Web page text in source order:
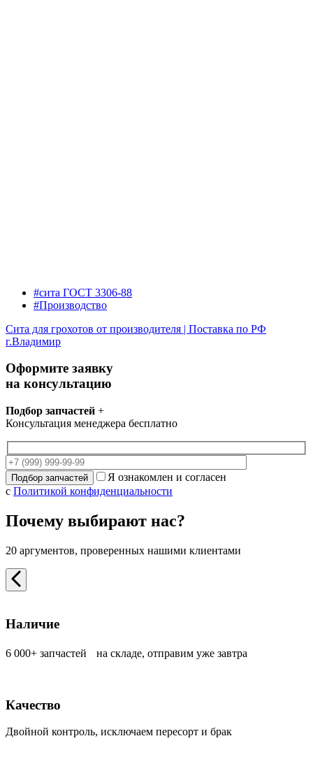
#сита ГОСТ 3306-88
#Производство
Сита для грохотов от производителя | Поставка по РФ
г.Владимир
Оформите заявку
на консультацию
Подбор запчастей +
Консультация менеджера бесплатно
Я ознакомлен и согласен
с Политикой конфиденциальности
Почему выбирают нас?
20 аргументов, проверенных нашими клиентами
Наличие
6 000+ запчастей на складе, отправим уже завтра
Качество
Двойной контроль, исключаем пересорт и брак